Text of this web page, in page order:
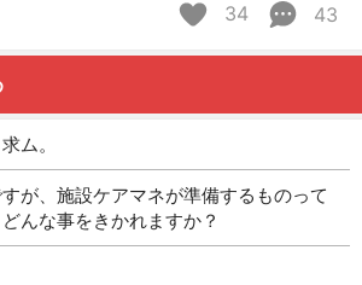
34
43
ム。
が、施設ケアマネが準備するものって
んな事をきかれますか？